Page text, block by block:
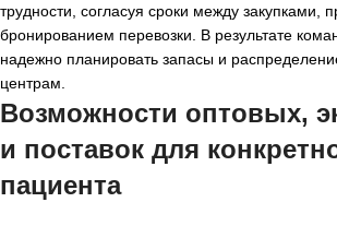
трудности, согласуя сроки между закупками,
бронированием перевозки. В результате
надежно планировать запасы и
центрам.
Возможности оптовых,
и поставок для
пациента